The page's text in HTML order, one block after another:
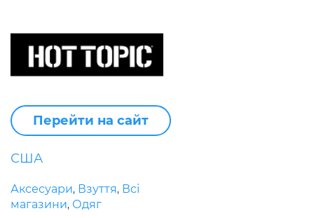
Перейти на сайт
США
Аксесуари, Взуття, Всі
магазини, Одяг